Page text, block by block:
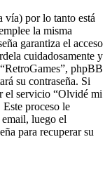
vía) por lo tanto está
la misma
garantiza el acceso
cuidadosamente y
phpBB
su contraseña. Si
el servicio “Olvidé mi
proceso le
luego el
para recuperar su